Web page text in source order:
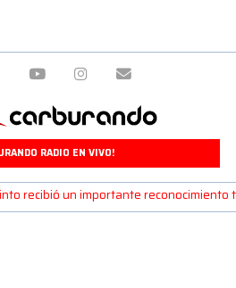
RADIO EN VIVO!
recibió un importante